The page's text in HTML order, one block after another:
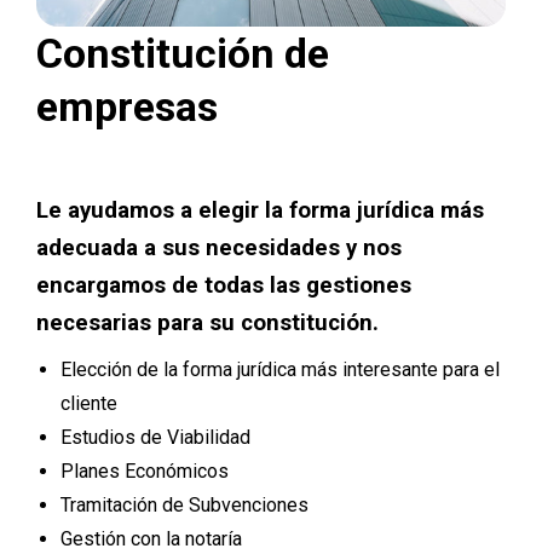
Constitución de
empresas
Le ayudamos a elegir la forma jurídica más
adecuada a sus necesidades y nos
encargamos de todas las gestiones
necesarias para su constitución.
Elección de la forma jurídica más interesante para el
cliente
Estudios de Viabilidad
Planes Económicos
Tramitación de Subvenciones
Gestión con la notaría